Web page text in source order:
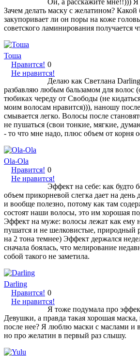
Зачем делать маску с желатином? Какой
закупоривает ли он поры на коже
советского ламинирования получается
Тоша
Нравится!
Не нравится!
0
Делаю как Светлана
разбавляю любым бальзамом для волос
тюбиках череду от Свободы (не
моим волосам нравится))), наношу
смывается легко. Волосы после
не пушаться (свои тонкие, мягкие,
- то что мне надо, плюс объем от корня
Ola-Ola
Нравится!
Не нравится!
0
Эффект на себе: как будто
объем прикорневой слегка дает на
и вообще полезно, потому как там
состоят наши волосы, это им хорошая
Эффект на муже: волосы лежат как ему
пушатся и не шелковистые, природный
на 2 тона темнее) Эффект держался
сначала боялась, что мелирование
собой такого не заметила.
Darling
Нравится!
Не нравится!
0
Я тоже подумала про
Девушки, а правда такая хорошая
после нее? Я люблю маски с маслами и
но про желатин в первый раз слышу.